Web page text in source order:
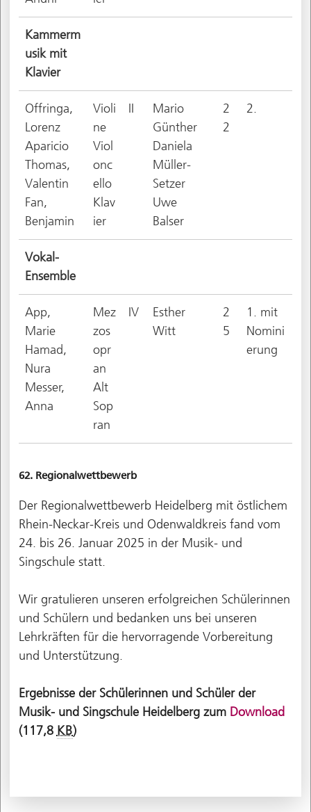
Kammerm
usik mit
Klavier
Offringa,
Lorenz
Aparicio
Thomas,
Valentin
Fan,
Benjamin
Violi
ne
Viol
onc
ello
Klav
ier
II
Mario
Günther
Daniela
Müller-
Setzer
Uwe
Balser
2
2
2.
Vokal-
Ensemble
App,
Marie
Hamad,
Nura
Messer,
Anna
Mez
zos
opr
an
Alt
Sop
ran
IV
Esther
Witt
2
5
1. mit
Nomini
erung
62. Regionalwettbewerb
Der Regionalwettbewerb Heidelberg mit östlichem
Rhein-Neckar-Kreis und Odenwaldkreis fand vom
24. bis 26. Januar 2025 in der Musik- und
Singschule statt.
Wir gratulieren unseren erfolgreichen Schülerinnen
und Schülern und bedanken uns bei unseren
Lehrkräften für die hervorragende Vorbereitung
und Unterstützung.
Ergebnisse der Schülerinnen und Schüler der
Musik- und Singschule Heidelberg zum Download
(117,8 KB)